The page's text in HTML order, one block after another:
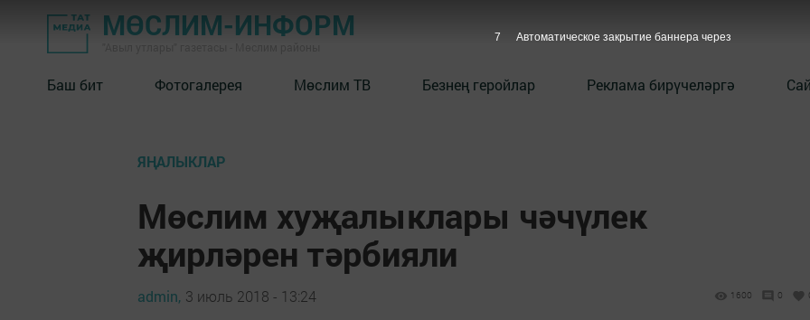
МӨСЛИМ-ИНФОРМ
Баш бит Фотогалерея Мөслим ТВ Безнең геройлар Реклама бирүчеләргә
ЯҢАЛЫКЛАР
Мөслим хуҗалыклары чәчүлек
җирләрен тәрбияли
admin, 3 июль 2018 - 13:24 1600 0
6 Автоматическое закрытие баннера через